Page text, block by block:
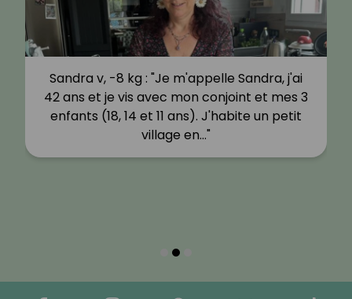
Sandra v, -8 kg : "Je m'appelle Sandra, j'ai
42 ans et je vis avec mon conjoint et mes 3
enfants (18, 14 et 11 ans). J'habite un petit
village en…"